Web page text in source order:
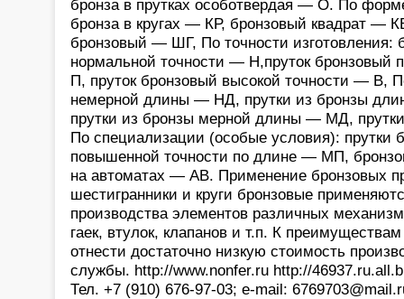
бронза в прутках особотвердая — О. По
бронза в кругах — КР, бронзовый квадрат —
бронзовый — ШГ, По точности изготовления:
нормальной точности — Н,пруток бронзовый
П, пруток бронзовый высокой точности — В,
немерной длины — НД, прутки из бронзы
прутки из бронзы мерной длины — МД,
По специализации (особые условия): прутки
повышенной точности по длине — МП,
на автоматах — АВ. Применение бронзовых
шестигранники и круги бронзовые
производства элементов различных
гаек, втулок, клапанов и т.п. К
отнести достаточно низкую стоимость
службы. http://www.nonfer.ru http://
Тел. +7 (910) 676-97-03; e-mail: